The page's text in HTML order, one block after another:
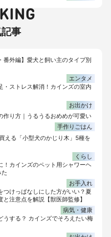
記事
番外編】愛犬と飼い主のタイプ別
エンタメ
・ストレス解消！カインズの室内
お出かけ
作り方｜うるうるおめめが可愛い
手作りごはん
える「小型犬のかじり木」5種を
くらし
！カインズのペット用シャワーヘ
お手入れ
つけっぱなしにした方がいい？夏
と注意点を解説【獣医師監修】
病気・健康
うする？ カインズでそろえたい梅